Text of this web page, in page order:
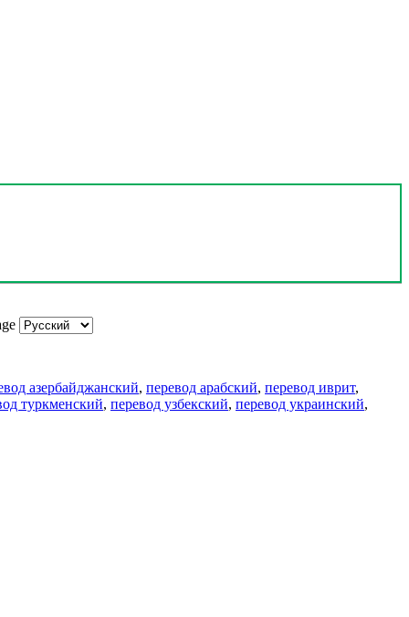
азербайджанский, перевод арабский, перевод иврит,
туркменский, перевод узбекский, перевод украинский,